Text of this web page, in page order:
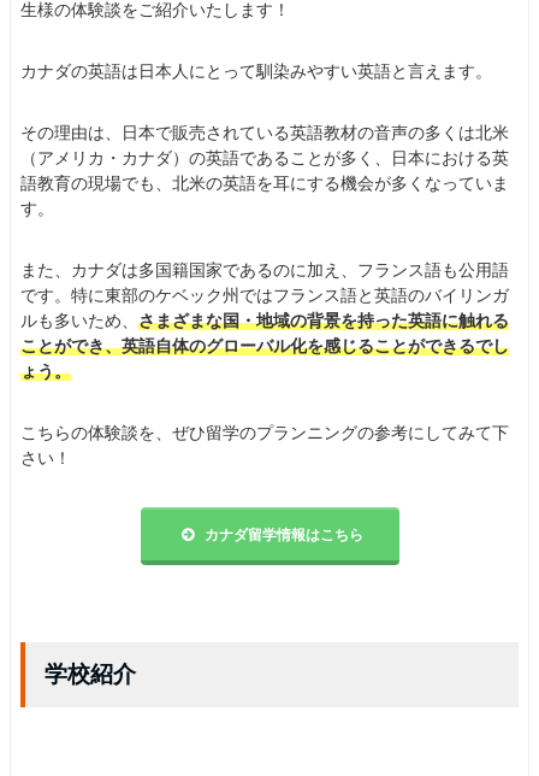
生様の体験談をご紹介いたします！
カナダの英語は日本人にとって馴染みやすい英語と言えます。
その理由は、日本で販売されている英語教材の音声の多くは北米
（アメリカ・カナダ）の英語であることが多く、日本における英
語教育の現場でも、北米の英語を耳にする機会が多くなっていま
す。
また、カナダは多国籍国家であるのに加え、フランス語も公用語
です。特に東部のケベック州ではフランス語と英語のバイリンガ
ルも多いため、 さまざまな国・地域の背景を持った英語に触れる
ことができ、英語自体のグローバル化を感じることができるでし
ょう。
こちらの体験談を、ぜひ留学のプランニングの参考にしてみて下
さい！
カナダ留学情報はこちら
学校紹介